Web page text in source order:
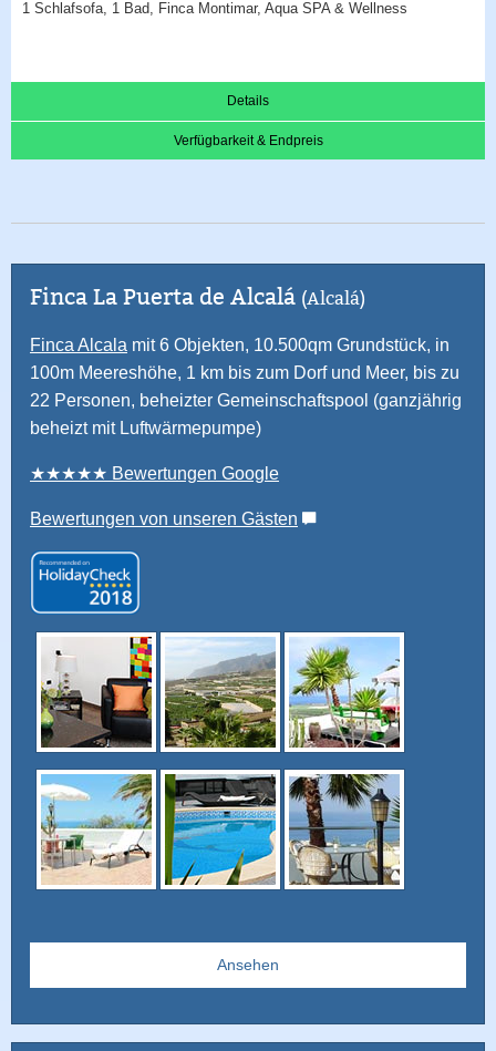
1 Schlafsofa, 1 Bad, Finca Montimar, Aqua SPA & Wellness
Details
Verfügbarkeit & Endpreis
Finca La Puerta de Alcalá (Alcalá)
Finca Alcala mit 6 Objekten, 10.500qm Grundstück, in
100m Meereshöhe, 1 km bis zum Dorf und Meer, bis zu
22 Personen, beheizter Gemeinschaftspool (ganzjährig
beheizt mit Luftwärmepumpe)
★★★★★ Bewertungen Google
Bewertungen von unseren Gästen
Ansehen